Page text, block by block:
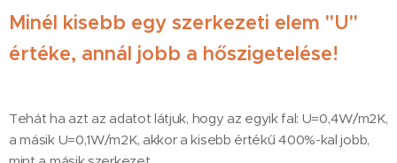
Minél kisebb egy szerkezeti elem "U"
értéke, annál jobb a hőszigetelése!
Tehát ha azt az adatot látjuk, hogy az egyik fal: U=0,4W/m2K,
a másik U=0,1W/m2K, akkor a kisebb értékű 400%-kal jobb,